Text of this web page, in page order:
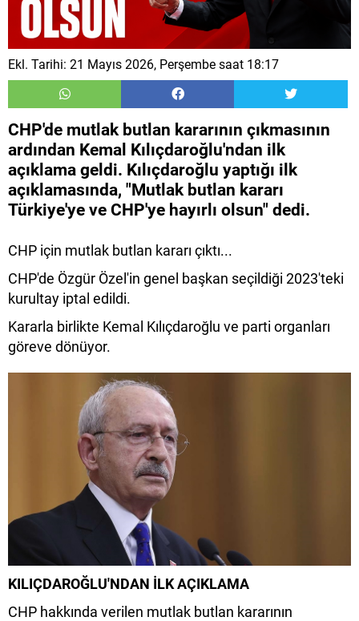
Ekl. Tarihi: 21 Mayıs 2026, Perşembe saat 18:17
CHP'de mutlak butlan kararının çıkmasının
ardından Kemal Kılıçdaroğlu'ndan ilk
açıklama geldi. Kılıçdaroğlu yaptığı ilk
açıklamasında, "Mutlak butlan kararı
Türkiye'ye ve CHP'ye hayırlı olsun" dedi.
CHP için mutlak butlan kararı çıktı...
CHP'de Özgür Özel'in genel başkan seçildiği 2023'teki
kurultay iptal edildi.
Kararla birlikte Kemal Kılıçdaroğlu ve parti organları
göreve dönüyor.
KILIÇDAROĞLU'NDAN İLK AÇIKLAMA
CHP hakkında verilen mutlak butlan kararının